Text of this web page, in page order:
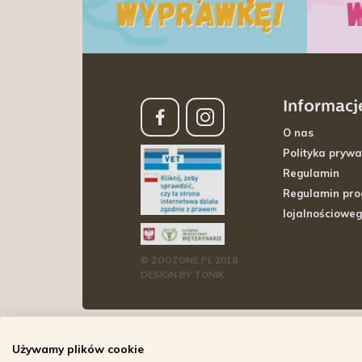
© ZOOZONE.PL 2018
DESIGN BY TONIK
O nas
Polityka
Regulamin
Regulamin
Używamy plików cookie